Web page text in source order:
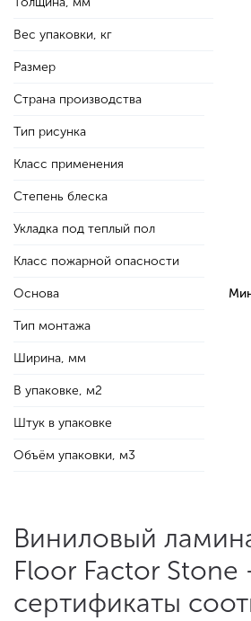
Вес упаковки, кг
Размер
Страна производства
Тип рисунка
Класс применения
Степень блеска
Укладка под теплый пол
Класс пожарной опасности
Основа
Тип монтажа
Ширина, мм
В упаковке, м2
Штук в упаковке
Объём упаковки, м3
Виниловый
Floor Factor Stone
сертификаты